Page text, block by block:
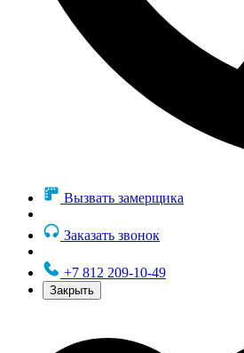
Вызвать замерщика
Заказать звонок
+7 812 209-10-49
Закрыть